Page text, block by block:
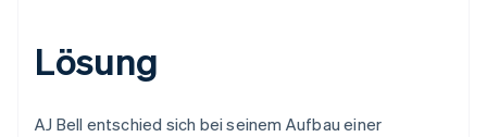
Lösung
AJ Bell entschied sich bei seinem Aufbau einer